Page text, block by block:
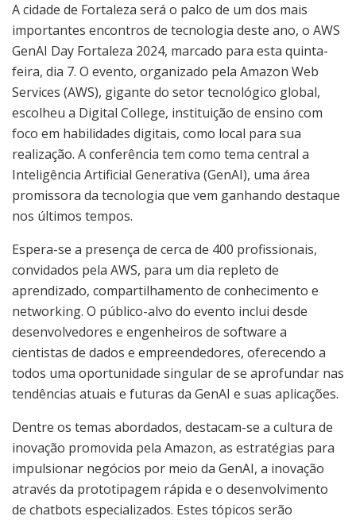
A cidade de Fortaleza será o palco de um dos mais
importantes encontros de tecnologia deste ano, o AWS
GenAI Day Fortaleza 2024, marcado para esta quinta-
feira, dia 7. O evento, organizado pela Amazon Web
Services (AWS), gigante do setor tecnológico global,
escolheu a Digital College, instituição de ensino com
foco em habilidades digitais, como local para sua
realização. A conferência tem como tema central a
Inteligência Artificial Generativa (GenAI), uma área
promissora da tecnologia que vem ganhando destaque
nos últimos tempos.
Espera-se a presença de cerca de 400 profissionais,
convidados pela AWS, para um dia repleto de
aprendizado, compartilhamento de conhecimento e
networking. O público-alvo do evento inclui desde
desenvolvedores e engenheiros de software a
cientistas de dados e empreendedores, oferecendo a
todos uma oportunidade singular de se aprofundar nas
tendências atuais e futuras da GenAI e suas aplicações.
Dentre os temas abordados, destacam-se a cultura de
inovação promovida pela Amazon, as estratégias para
impulsionar negócios por meio da GenAI, a inovação
através da prototipagem rápida e o desenvolvimento
de chatbots especializados. Estes tópicos serão